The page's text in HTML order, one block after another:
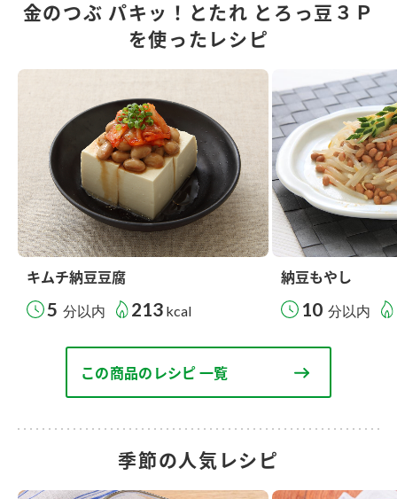
金のつぶ パキッ！とたれ とろっ豆３Ｐ
を使ったレシピ
キムチ納豆豆腐
5 分以内 213 kcal
納豆もやし
10 分以内
この商品のレシピ 一覧
季節の人気レシピ